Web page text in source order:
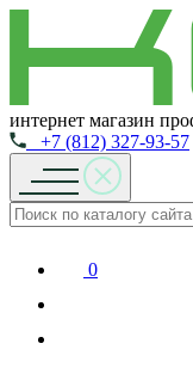
интернет магазин
+7 (812) 327-93-57
0